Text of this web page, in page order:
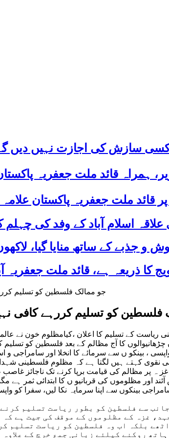
کسی سازش کی اجازت نہیں دیں
ہمراہ قائد ملت جعفریہ
علاقہ اسلام آباد کے وفد کی
فلسطین کو تسلیم کررہے کافی
ریاست کے تسلیم کا اعلان ،کیامظلوم خون نے
کا آج مظالم کے بعد فلسطین کو تسلیم
، بینکو ں سے سرمائے کا انخلا اور سامراجی و
علامہ سید ساجد علی نقوی کہتے ہیں لگتا ہے کہ مظلوم
مظالم کی قیامت برپا کرنے تک ناجائز غاصب
مظلوموں کی قربانیو ں کا ابتدائی ثمر ہے
بینکوں سے اپنا سرمایہ نکا لیں، سفرا کو
سے فلسطین کو بطور ریاست تسلیم
غزہ کے مظلوموں کے موقف کی جیت ہے
بلکہ اب وہ فلسطین کو ریاست تسلیم
روکنے کیلئے زبانی جمع خرچ کے علاوہ